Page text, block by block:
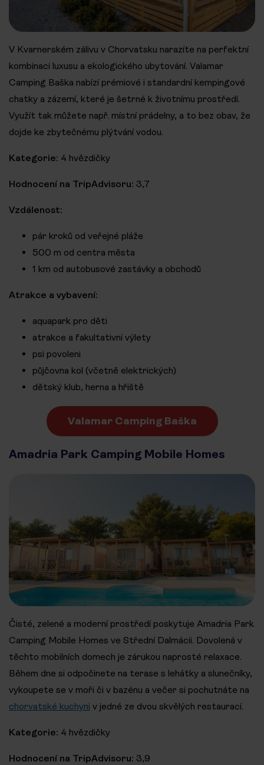
V Kvarnerském zálivu v Chorvatsku narazíte na perfektní
kombinaci luxusu a ekologického ubytování. Valamar
Camping Baška nabízí prémiové i standardní kempingové
chatky a zázemí, které je šetrné k životnímu prostředí.
Využít tak můžete např. místní prádelny, a to bez obav, že
dojde ke zbytečnému plýtvání vodou.
Kategorie: 4 hvězdičky
Hodnocení na TripAdvisoru: 3,7
Vzdálenost:
pár kroků od veřejné pláže
500 m od centra města
1 km od autobusové zastávky a obchodů
Atrakce a vybavení:
aquapark pro děti
atrakce a fakultativní výlety
psi povoleni
půjčovna kol (včetně elektrických)
dětský klub, herna a hřiště
Valamar Camping Baška
Amadria Park Camping Mobile Homes
Čisté, zelené a moderní prostředí poskytuje Amadria Park
Camping Mobile Homes ve Střední Dalmácii. Dovolená v
těchto mobilních domech je zárukou naprosté relaxace.
Během dne si odpočinete na terase s lehátky a slunečníky,
vykoupete se v moři či v bazénu a večer si pochutnáte na
chorvatské kuchyni v jedné ze dvou skvělých restaurací.
Kategorie: 4 hvězdičky
Hodnocení na TripAdvisoru: 3,9